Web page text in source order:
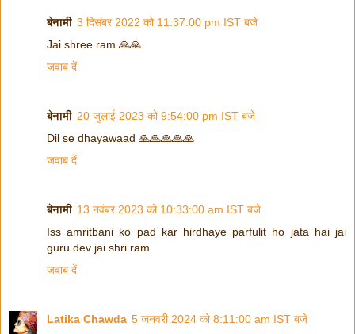
बेनामी 3 दिसंबर 2022 को 11:37:00 pm IST बजे
Jai shree ram 🙏🙏
जवाब दें
बेनामी 20 जुलाई 2023 को 9:54:00 pm IST बजे
Dil se dhayawaad 🙏🙏🙏🙏🙏
जवाब दें
बेनामी 13 नवंबर 2023 को 10:33:00 am IST बजे
Iss amritbani ko pad kar hirdhaye parfulit ho jata hai jai
guru dev jai shri ram
जवाब दें
Latika Chawda 5 जनवरी 2024 को 8:11:00 am IST बजे